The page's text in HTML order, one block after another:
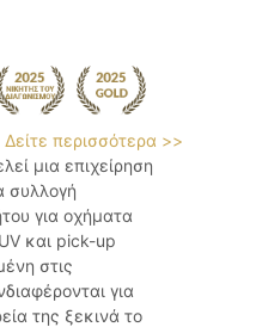
Δείτε περισσότερα >>
μια επιχείρηση
συλλογή
για οχήματα
και pick-up
στις
για
της ξεκινά το